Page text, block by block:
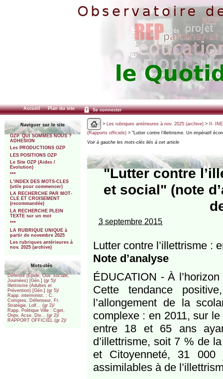
Accueil Plan du site Se connecter
Naviguer sur le site
OZP. QUI SOMMES NOUS ?
ADHESION
Les PRODUCTIONS OZP
LES POSITIONS OZP
Le Site OZP (Aides /
Evolution)
***
L’INDEX DES MOTS-CLES
(utile pour commencer)
LA RECHERCHE PAR MOT-
CLE ET CROISEMENT
(recommandée)
LA RECHERCHE PLEIN
TEXTE sur un mot
***
LA RUBRIQUE UNIQUE à
partir de novembre 2025
Les rubriques antérieures à
nov. 2025 (archive)
Mots-clés
Défense (Epide, Ouv. sociale,
Journées) [Gén.] (gr 5)/
Illettrisme (Adultes et
Prévention) [Gén.] (gr 5)/
Rapp. interminist. : C.
Comptes, Défenseur, Fr.
Stratégie, Lolf... (gr 2)/
Rapp. Politique Ville : Cget,
Onpv, Acse, Div... (gr 2)/
RAPPORT OFFICIEL (gr 2)/
> Les rubriques antérieures à nov. 2025 (archive)>
II-
(Rapports officiels)> "Lutter contre l’illettrisme. Un impératif
Voir à gauche les mots-clés liés à cet article
"Lutter contre
et social" (note
3 septembre 2015
Lutter contre l’illettrisme :
Note d’analyse
ÉDUCATION - À
Cette tendance
l’allongement de la
complexe : en 2011, sur
entre 18 et 65 ans
d’illettrisme, soit 7 % de
et Citoyenneté, 31 000
assimilables à de